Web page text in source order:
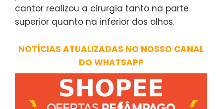
cantor realizou a cirurgia tanto na parte
superior quanto na inferior dos olhos.
NOTÍCIAS ATUALIZADAS NO NOSSO CANAL
DO WHATSAPP